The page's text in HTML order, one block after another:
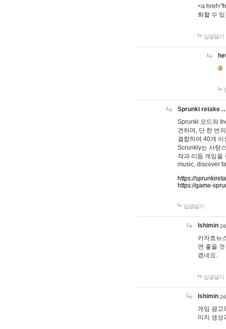
<a href="
화할 수
답글달기
Sprunki retake
Sprunki 모드와
견하며, 단 한 번
결합하여 40개
Scrunkly는 사랑
작과 리듬 게임을
music, discover
https://
https://game-
답글달기
lshimin
카자흐뉴
면 좋을
겠네요.
답글달기
lshimin
게임 광고
미지 생성